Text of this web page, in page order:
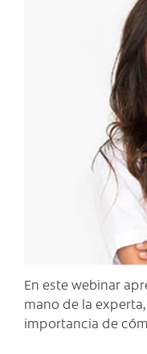
En este webinar
mano de la
importancia de